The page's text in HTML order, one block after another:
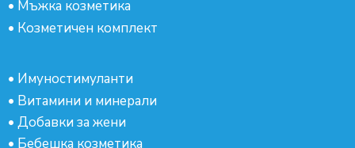
• Мъжка козметика
• Козметичен комплект
• Имуностимуланти
• Витамини и минерали
• Добавки за жени
• Бебешка козметика